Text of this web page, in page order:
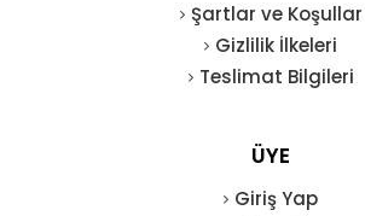
Şartlar ve Koşullar
Gizlilik İlkeleri
Teslimat Bilgileri
ÜYE
Giriş Yap